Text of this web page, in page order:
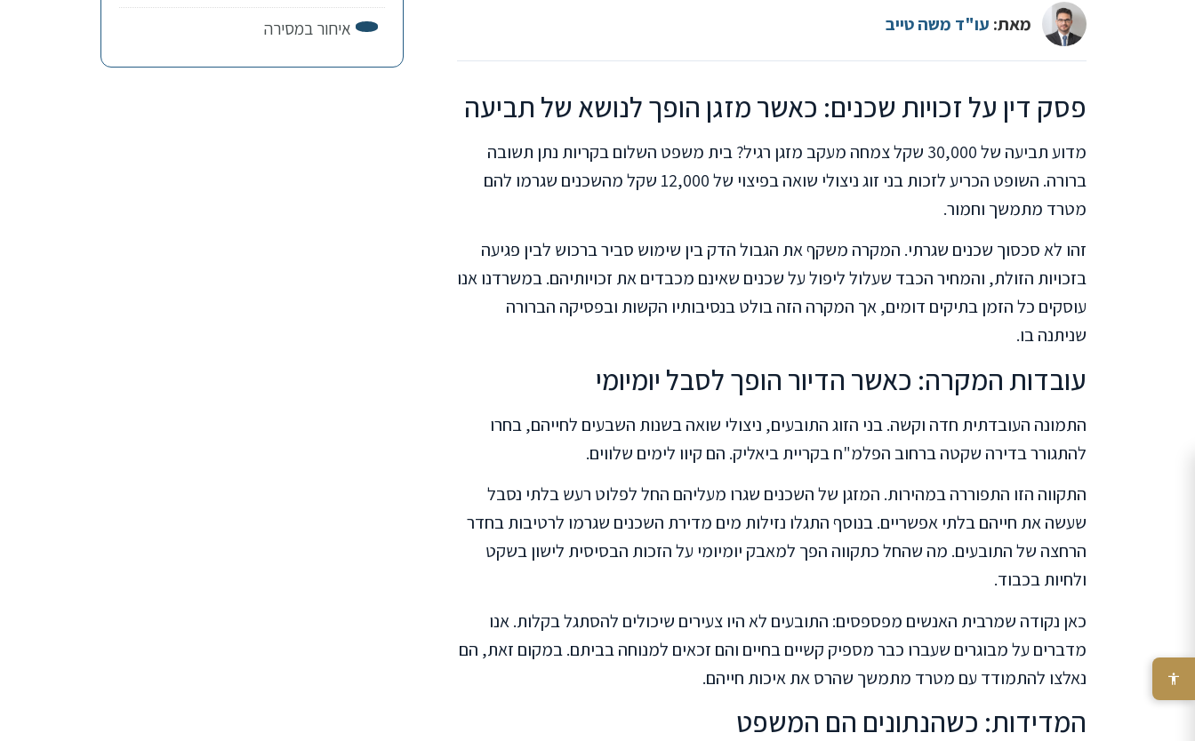
מאת: עו"ד משה טייב
פסק דין על זכויות שכנים: כאשר מזגן הופך לנושא של תביעה
מדוע תביעה של 30,000 שקל צמחה מעקב מזגן רגיל? בית משפט השלום בקריות נתן תשובה
ברורה. השופט הכריע לזכות בני זוג ניצולי שואה בפיצוי של 12,000 שקל מהשכנים שגרמו להם
מטרד מתמשך וחמור.
זהו לא סכסוך שכנים שגרתי. המקרה משקף את הגבול הדק בין שימוש סביר ברכוש לבין פגיעה
בזכויות הזולת, והמחיר הכבד שעלול ליפול על שכנים שאינם מכבדים את זכויותיהם. במשרדנו אנו
עוסקים כל הזמן בתיקים דומים, אך המקרה הזה בולט בנסיבותיו הקשות ובפסיקה הברורה
שניתנה בו.
עובדות המקרה: כאשר הדיור הופך לסבל יומיומי
התמונה העובדתית חדה וקשה. בני הזוג התובעים, ניצולי שואה בשנות השבעים לחייהם, בחרו
להתגורר בדירה שקטה ברחוב הפלמ"ח בקריית ביאליק. הם קיוו לימים שלווים.
התקווה הזו התפוררה במהירות. המזגן של השכנים שגרו מעליהם החל לפלוט רעש בלתי נסבל
שעשה את חייהם בלתי אפשריים. בנוסף התגלו נזילות מים מדירת השכנים שגרמו לרטיבות בחדר
הרחצה של התובעים. מה שהחל כתקווה הפך למאבק יומיומי על הזכות הבסיסית לישון בשקט
ולחיות בכבוד.
כאן נקודה שמרבית האנשים מפספסים: התובעים לא היו צעירים שיכולים להסתגל בקלות. אנו
מדברים על מבוגרים שעברו כבר מספיק קשיים בחיים והם זכאים למנוחה בביתם. במקום זאת, הם
נאלצו להתמודד עם מטרד מתמשך שהרס את איכות חייהם.
המדידות: כשהנתונים הם המשפט
איחור במסירה